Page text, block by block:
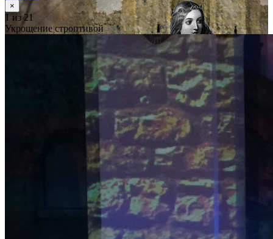
×
1из 21
Укрощение строптивой